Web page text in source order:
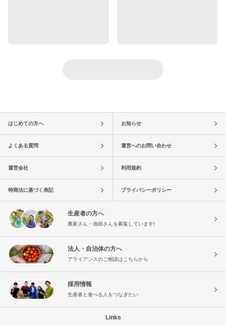
はじめての方へ お知らせ
よくある質問 運営へのお問い合わせ
運営会社 利用規約
特商法に基づく表記 プライバシーポリシー
生産者の方へ
農家さん・漁師さんを募集しています!
法人・自治体の方へ
アライアンスのご相談はこちらから
採用情報
生産者と食べる人をつなぎたい
Links